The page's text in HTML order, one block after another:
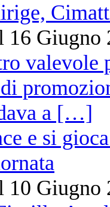
16 Giugno
e si
10 Giugno